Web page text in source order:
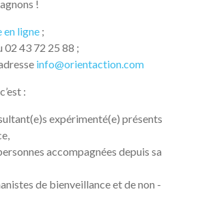
!
ligne ;
02 43 72 25 88 ;
info@orientaction.com
:
expérimenté(e) présents
accompagnées depuis sa
de bienveillance et de non -